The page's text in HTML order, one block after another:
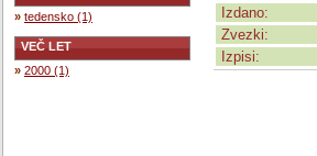
» tedensko (1)
VEČ LET
» 2000 (1)
Izdano:
Zvezki:
Izpisi: